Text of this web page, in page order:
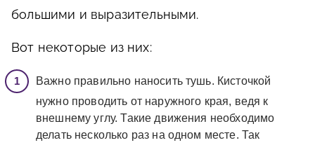
большими и выразительными.
Вот некоторые из них:
Важно правильно наносить тушь. Кисточкой
нужно проводить от наружного края, ведя к
внешнему углу. Такие движения необходимо
делать несколько раз на одном месте. Так